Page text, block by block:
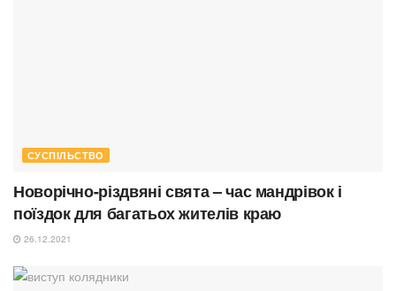
СУСПІЛЬСТВО
Новорічно-різдвяні свята – час мандрівок і
поїздок для багатьох жителів краю
26.12.2021